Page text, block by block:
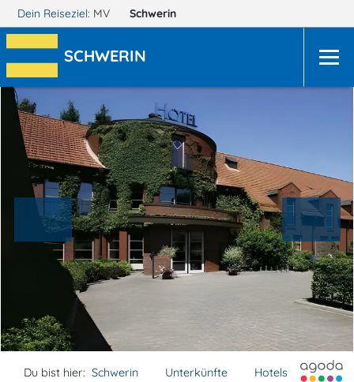
Dein Reiseziel: MV Schwerin
SCHWERIN
Du bist hier: Schwerin Unterkünfte Hotels